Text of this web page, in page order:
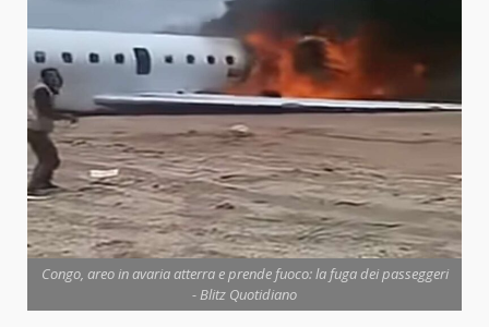
Congo, areo in avaria atterra e prende fuoco: la fuga dei passeggeri
- Blitz Quotidiano